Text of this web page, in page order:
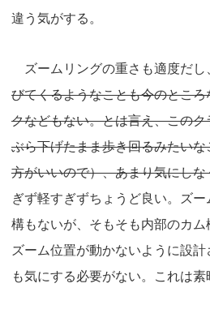
違う気がする。
ズームリングの重さも適度だし
びてくるようなことも今のとこ
クなどもない。とは言え、この
ぶら下げたまま歩き回るみたい
方がいいので）、あまり気にし
ぎず軽すぎずちょうど良い。ズ
構もないが、そもそも内部のカ
ズーム位置が動かないように設
も気にする必要がない。これは素